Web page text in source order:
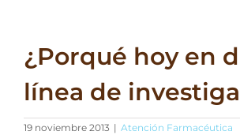
¿Porqué hoy en
línea de
19 noviembre 2013 | Atención Farmacéutica